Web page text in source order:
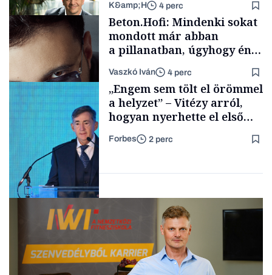
Energia
TÁMOGATÓI
TARTALOM
K&amp;H 4 perc
Forbes-sztori
Beton.Hofi: Mindenki sokat
mondott már abban
a pillanatban, úgyhogy én
a legsarkosabb
gondolataimat akartam
kimondani
Vaszkó Iván 4 perc
Elszámoltatás
„Engem sem tölt el örömmel
a helyzet” – Vitézy arról,
hogyan nyerhette el első
tenderét Mészárosék cége a
Tisza-kormány alatt
Forbes 2 perc